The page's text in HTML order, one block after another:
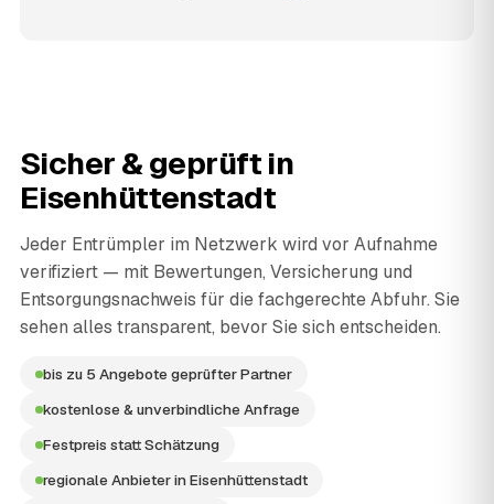
Sicher & geprüft in
Eisenhüttenstadt
Jeder Entrümpler im Netzwerk wird vor Aufnahme
verifiziert — mit Bewertungen, Versicherung und
Entsorgungsnachweis für die fachgerechte Abfuhr. Sie
sehen alles transparent, bevor Sie sich entscheiden.
bis zu 5 Angebote geprüfter Partner
kostenlose & unverbindliche Anfrage
Festpreis statt Schätzung
regionale Anbieter in Eisenhüttenstadt